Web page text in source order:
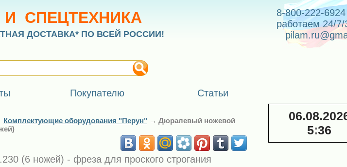
И СПЕЦТЕХНИКА
ДОСТАВКА* ПО ВСЕЙ РОССИИ!
8-800-222-6924
работаем 24/7/
Покупателю Статьи
Комплектующие оборудования "Перун" → Дюралевый ножевой
(6 ножей) - фреза для проского строгания
5:36